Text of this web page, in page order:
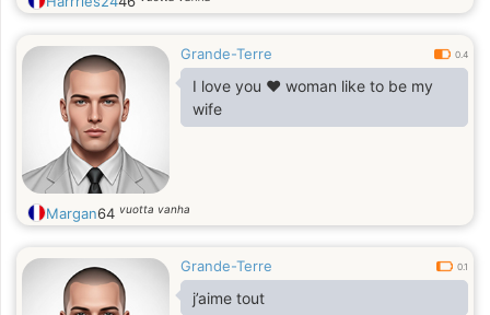
Grande-Terre 0.4
I love you ❤️ woman like to be my
wife
Margan64 vuotta vanha
Grande-Terre 0.1
j’aime tout